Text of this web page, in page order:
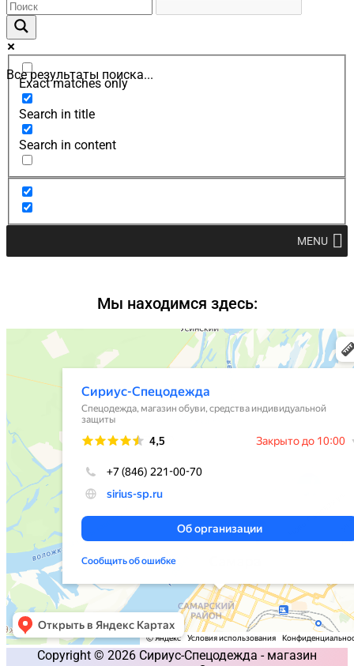
Все результаты поиска...
Exact matches only
Search in title
Search in content
MENU
Мы находимся здесь:
Copyright © 2026 Сириус-Спецодежда - магазин